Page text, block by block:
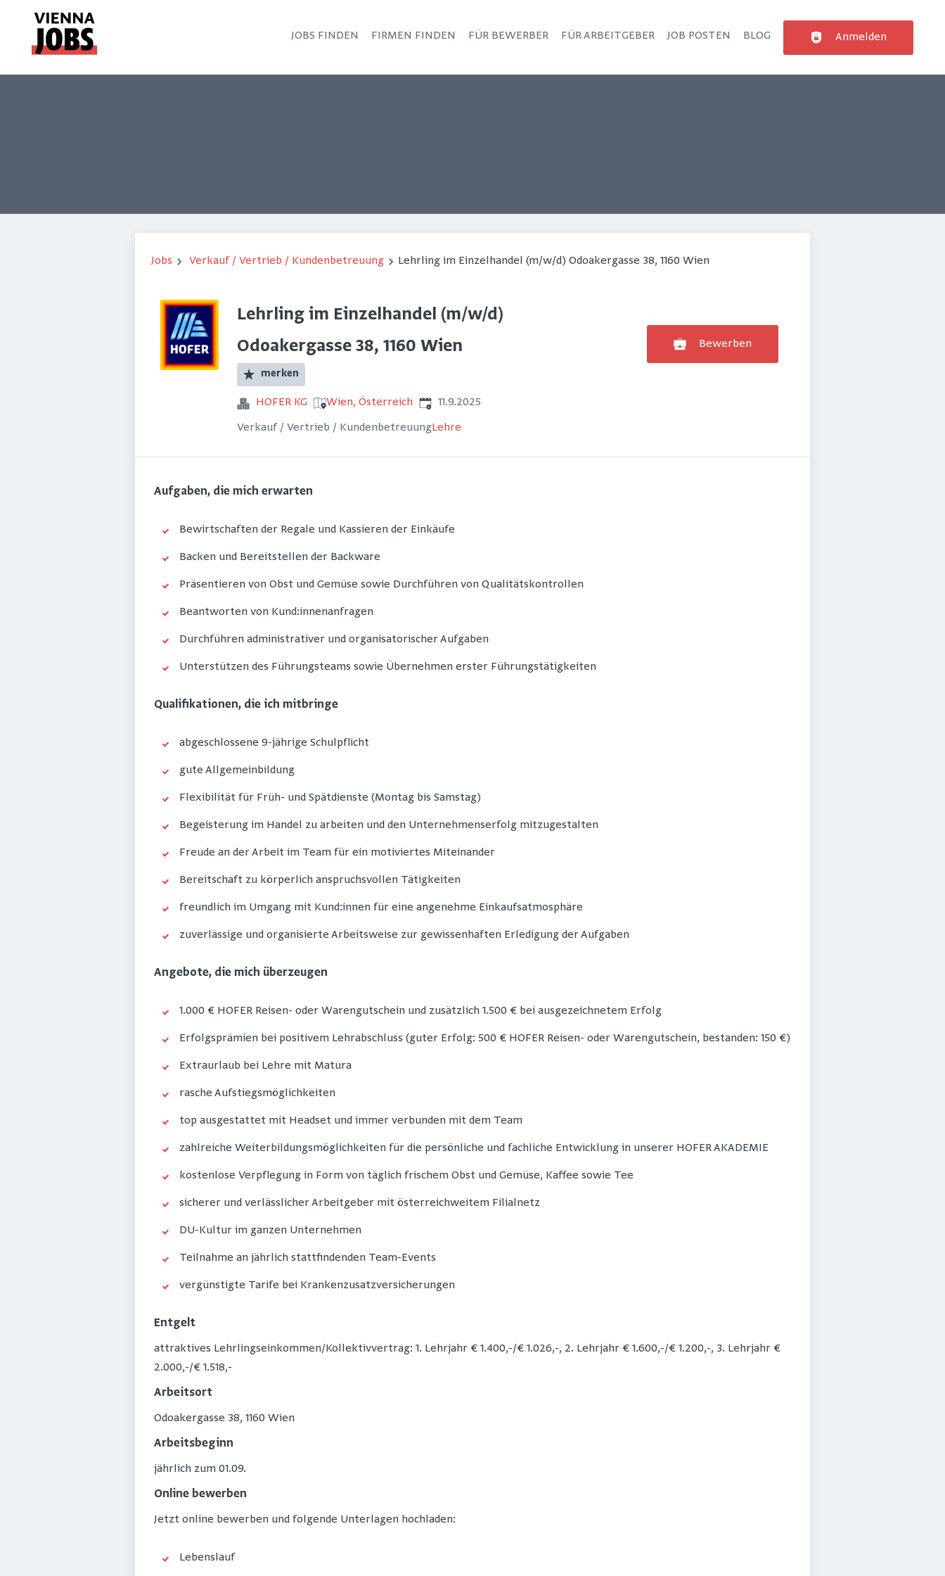
JOBS FINDEN FIRMEN FINDEN FÜR BEWERBER FÜR ARBEITGEBER JOB POSTEN BLOG Anmelden
Jobs Verkauf / Vertrieb / Kundenbetreuung Lehrling im Einzelhandel (m/w/d) Odoakergasse 38, 1160 Wien
Lehrling im Einzelhandel (m/w/d)
Odoakergasse 38, 1160 Wien
merken
HOFER KG Wien, Österreich Veröffentlicht
11.9.2025
Verkauf / Vertrieb / KundenbetreuungLehre
Bewerben
Aufgaben, die mich erwarten
Bewirtschaften der Regale und Kassieren der Einkäufe
Backen und Bereitstellen der Backware
Präsentieren von Obst und Gemüse sowie Durchführen von Qualitätskontrollen
Beantworten von Kund:innenanfragen
Durchführen administrativer und organisatorischer Aufgaben
Unterstützen des Führungsteams sowie Übernehmen erster Führungstätigkeiten
Qualifikationen, die ich mitbringe
abgeschlossene 9-jährige Schulpflicht
gute Allgemeinbildung
Flexibilität für Früh- und Spätdienste (Montag bis Samstag)
Begeisterung im Handel zu arbeiten und den Unternehmenserfolg mitzugestalten
Freude an der Arbeit im Team für ein motiviertes Miteinander
Bereitschaft zu körperlich anspruchsvollen Tätigkeiten
freundlich im Umgang mit Kund:innen für eine angenehme Einkaufsatmosphäre
zuverlässige und organisierte Arbeitsweise zur gewissenhaften Erledigung der Aufgaben
Angebote, die mich überzeugen
1.000 € HOFER Reisen- oder Warengutschein und zusätzlich 1.500 € bei ausgezeichnetem Erfolg
Erfolgsprämien bei positivem Lehrabschluss (guter Erfolg: 500 € HOFER Reisen- oder Warengutschein, bestanden: 150 €)
Extraurlaub bei Lehre mit Matura
rasche Aufstiegsmöglichkeiten
top ausgestattet mit Headset und immer verbunden mit dem Team
zahlreiche Weiterbildungsmöglichkeiten für die persönliche und fachliche Entwicklung in unserer HOFER AKADEMIE
kostenlose Verpflegung in Form von täglich frischem Obst und Gemüse, Kaffee sowie Tee
sicherer und verlässlicher Arbeitgeber mit österreichweitem Filialnetz
DU-Kultur im ganzen Unternehmen
Teilnahme an jährlich stattfindenden Team-Events
vergünstigte Tarife bei Krankenzusatzversicherungen
Entgelt
attraktives Lehrlingseinkommen/Kollektivvertrag: 1. Lehrjahr € 1.400,-/€ 1.026,-, 2. Lehrjahr € 1.600,-/€ 1.200,-, 3. Lehrjahr €
2.000,-/€ 1.518,-
Arbeitsort
​Odoakergasse 38, 1160 Wien​​
Arbeitsbeginn
jährlich zum 01.09.​
Online bewerben
Jetzt online bewerben und folgende Unterlagen hochladen:
Lebenslauf